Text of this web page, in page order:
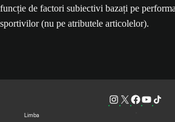
funcție de factori subiectivi bazați pe
sportivilor (nu pe atributele articolelor).
Limba